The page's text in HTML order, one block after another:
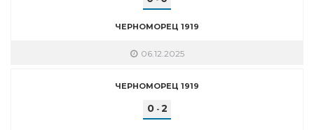
ЧЕРНОМОРЕЦ 1919
06.12.2025
ЧЕРНОМОРЕЦ 1919
0- 2